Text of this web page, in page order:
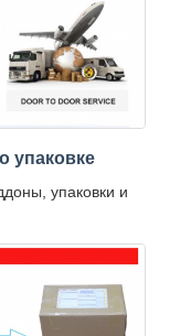
упаковке
упаковки и